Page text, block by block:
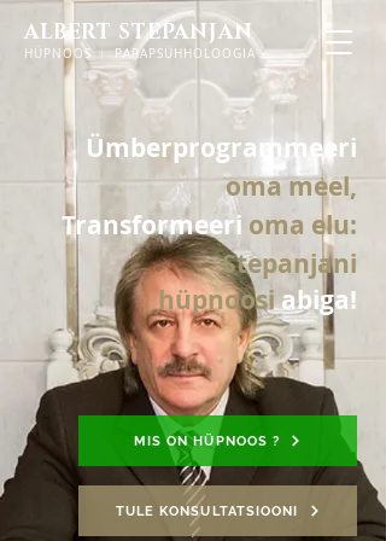
ALBERT STEPANJAN
HÜPNOOS ︱ PARAPSÜHHOLOOGIA
Ümberprogrammeeri
oma meel,
Transformeeri oma elu:
Stepanjani
hüpnoosiabiga!
MIS ON HÜPNOOS ?
TULE KONSULTATSIOONI